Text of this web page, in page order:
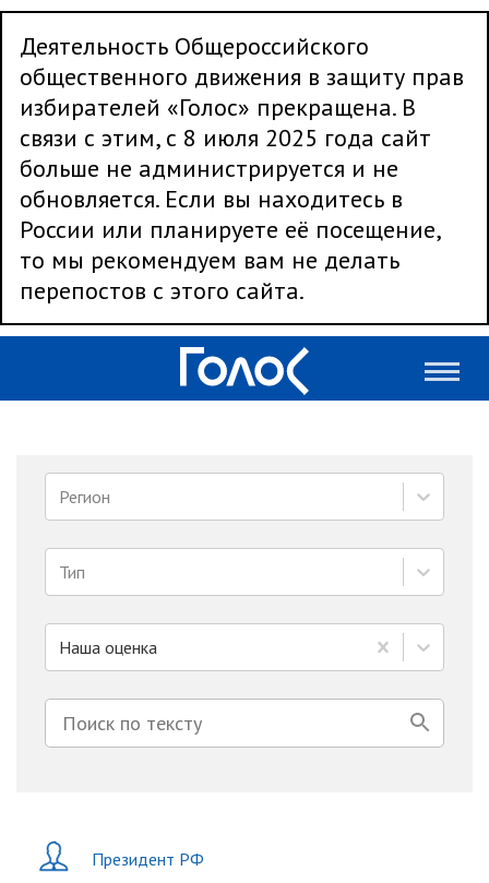
Деятельность Общероссийского
общественного движения в защиту прав
избирателей «Голос» прекращена. В
связи с этим, с 8 июля 2025 года сайт
больше не администрируется и не
обновляется. Если вы находитесь в
России или планируете её посещение,
то мы рекомендуем вам не делать
перепостов с этого сайта.
Регион
Тип
Наша оценка
Президент РФ